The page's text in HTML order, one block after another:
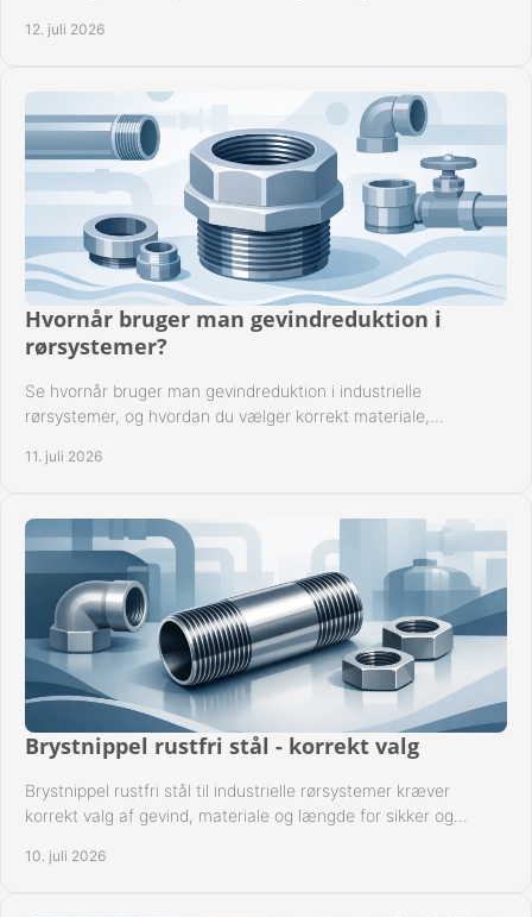
12. juli 2026
Hvornår bruger man gevindreduktion i
rørsystemer?
Se hvornår bruger man gevindreduktion i industrielle
rørsystemer, og hvordan du vælger korrekt materiale,
11. juli 2026
Brystnippel rustfri stål - korrekt valg
Brystnippel rustfri stål til industrielle rørsystemer kræver
korrekt valg af gevind, materiale og længde for sikker og
10. juli 2026